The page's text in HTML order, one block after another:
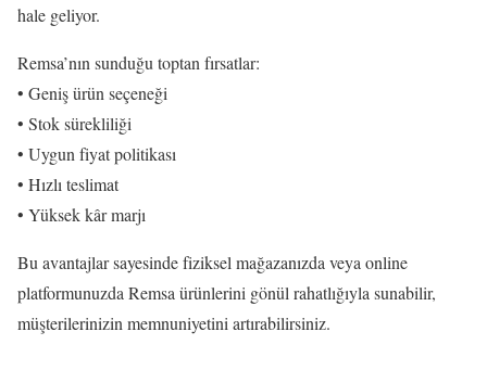
hale geliyor.
Remsa’nın sunduğu toptan fırsatlar:
• Geniş ürün seçeneği
• Stok sürekliliği
• Uygun fiyat politikası
• Hızlı teslimat
• Yüksek kâr marjı
Bu avantajlar sayesinde fiziksel mağazanızda veya online
platformunuzda Remsa ürünlerini gönül rahatlığıyla sunabilir,
müşterilerinizin memnuniyetini artırabilirsiniz.